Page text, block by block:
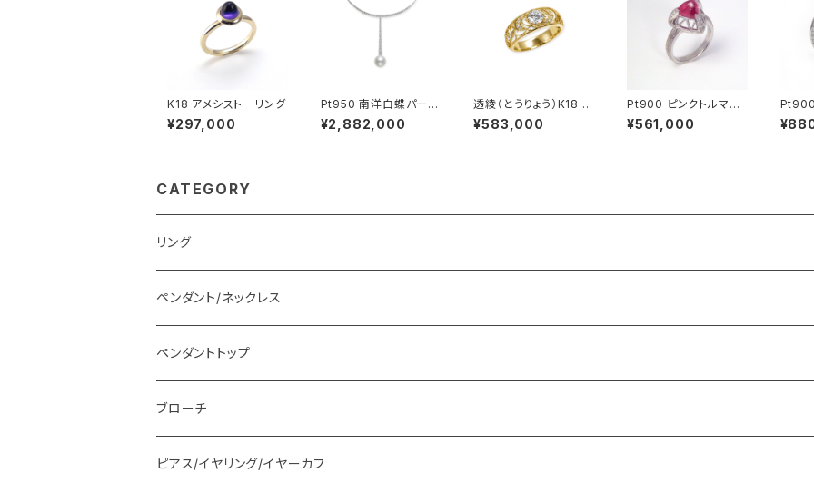
K18 アメシスト リング
¥297,000
Pt950 南洋白蝶パール
ダイヤモンド ネックレス
¥2,882,000
透綾（とうりょう）K18 ダ
イヤモンド 透かしリング
枠
¥583,000
Pt900 ピンクトルマリ
ン ダイヤモンド リング
¥561,000
Pt900
タニテ
CATEGORY
リング
ペンダント/ネックレス
ペンダントトップ
ブローチ
ピアス/イヤリング/イヤーカフ